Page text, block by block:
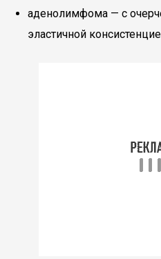
аденолимфома — с
эластичной